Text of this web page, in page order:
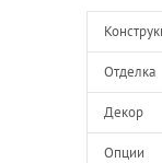
Отделка
Декор
Опции